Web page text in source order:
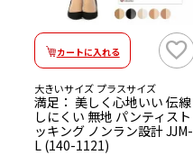
カートに入れる
大きいサイズ プラスサイズ
満足： 美しく心地いい 伝線
しにくい 無地 パンティスト
ッキング ノンラン設計 JJM-
L (140-1121)